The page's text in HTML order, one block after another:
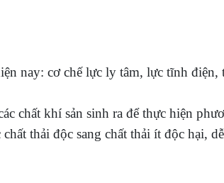
nay: cơ chế lực ly tâm, lực tĩnh điện,
chất khí sản sinh ra để thực hiện
thải độc sang chất thải ít độc hại,